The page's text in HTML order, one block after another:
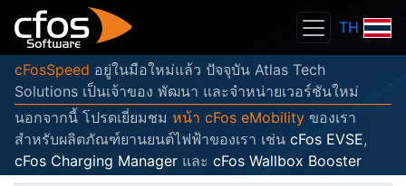
TH
cFosSpeed อยู่ในมือใหม่แล้ว ปัจจุบัน Atlas Tech
Solutions เป็นเจ้าของ พัฒนา และจำหน่ายเวอร์ชันใหม่
นอกจากนี้ โปรดเยี่ยมชม หน้า cFos eMobility ของเรา
สำหรับผลิตภัณฑ์ยานยนต์ไฟฟ้าของเรา เช่น cFos EVSE,
cFos Charging Manager และ cFos Wallbox Booster